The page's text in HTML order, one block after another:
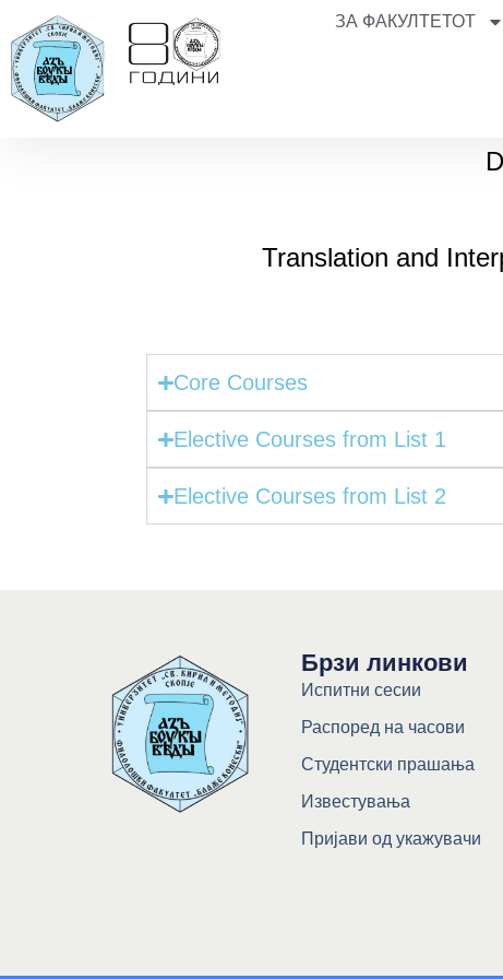
ЗА ФАКУЛТЕТОТ
Translation and
Core Courses
Elective Courses from List 1
Elective Courses from List 2
Брзи линкови
Испитни сесии
Распоред на часови
Студентски прашања
Известувања
Пријави од укажувачи